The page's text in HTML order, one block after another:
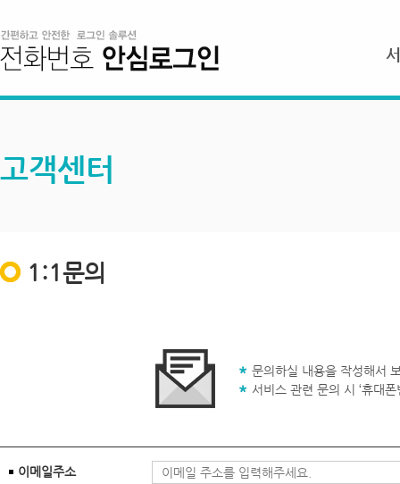
고객센터
1:1문의
문의하실 내용을 작성해서
서비스 관련 문의 시 ‘휴대
이메일주소